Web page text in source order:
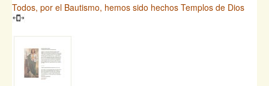
Todos, por el Bautismo, hemos sido hechos Templos de Dios